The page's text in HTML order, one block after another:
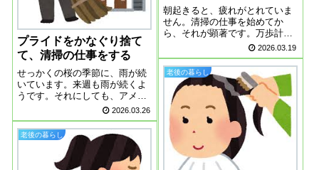
プライドをかなぐり捨て
て、清掃の仕事をする
せっかくの桜の季節に、雨が続
いています。来週も雨が続くよ
うです。それにしても、アメリ
カの大統領は、いつも世界中を
ひっかきまわします。昨年の４
月は、関税問題でトランプショ
ックがありました。今年は、戦
争。とにかく平和な世界にもど
ってほしい。プラ...
2026.03.26
朝起きると、疲れがとれていま
せん。清掃の仕事を始めてか
ら、それが顕著です。万歩計を
見ると、仕事がある日は、１５
０００歩を越えています。ちょ
っと歩きすぎ？これでは、膝の
軟骨がすり減ってしまいそう。
脳と身体は７０代６０代になっ
て感じるのは、すべ...
2026.03.19
老後の暮らし
老後の暮らし